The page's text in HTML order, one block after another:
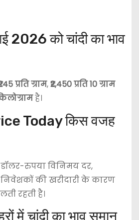
को चांदी का भाव
प्रति ग्राम,₹2,450 प्रति 10 ग्राम
है।
Today किस वजह
डॉलर-रुपया विनिमय दर,
की खरीदारी के कारण
रहती है।
में चांदी का भाव समान